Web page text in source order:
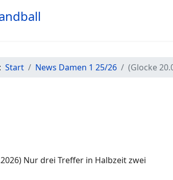
Start News Damen 1 25/26 (Glocke